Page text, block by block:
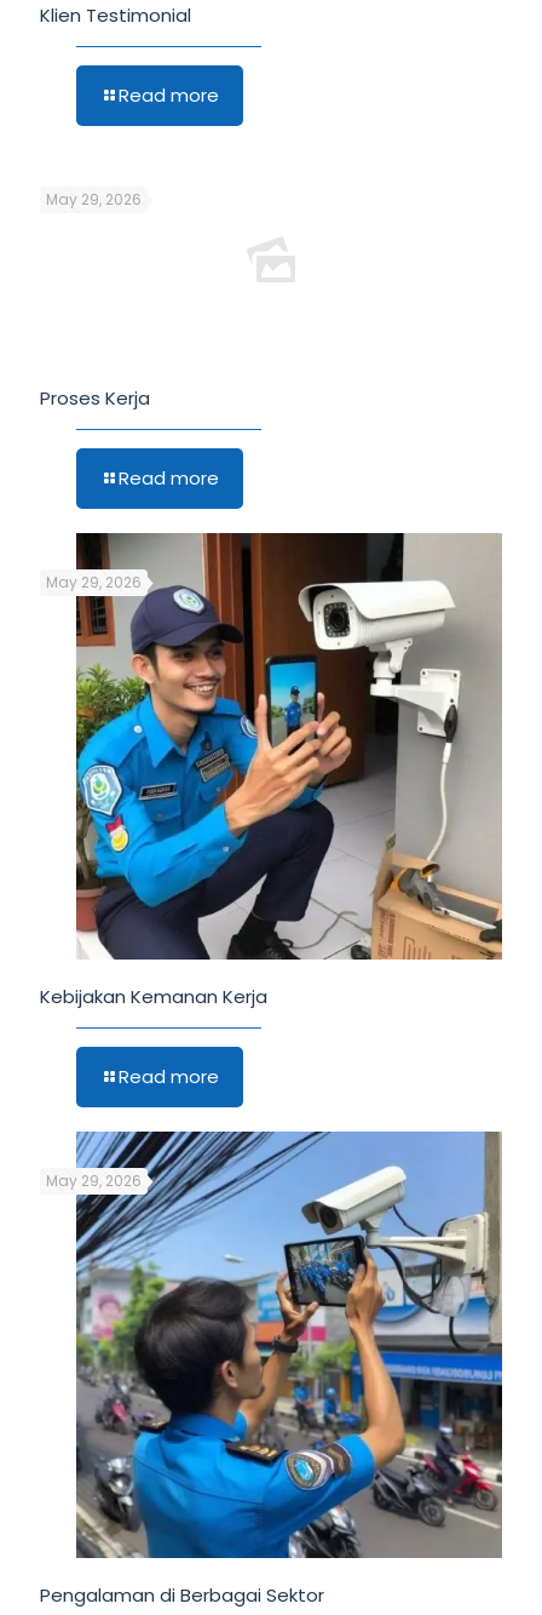
Klien Testimonial
Read more
May 29, 2026
Proses Kerja
Read more
May 29, 2026
Kebijakan Kemanan Kerja
Read more
May 29, 2026
Pengalaman di Berbagai Sektor